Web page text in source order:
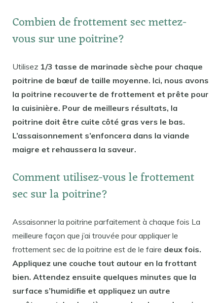
Combien de frottement sec mettez-
vous sur une poitrine?
Utilisez 1/3 tasse de marinade sèche pour chaque
poitrine de bœuf de taille moyenne. Ici, nous avons
la poitrine recouverte de frottement et prête pour
la cuisinière. Pour de meilleurs résultats, la
poitrine doit être cuite côté gras vers le bas.
L’assaisonnement s’enfoncera dans la viande
maigre et rehaussera la saveur.
Comment utilisez-vous le frottement
sec sur la poitrine?
Assaisonner la poitrine parfaitement à chaque fois La
meilleure façon que j’ai trouvée pour appliquer le
frottement sec de la poitrine est de le faire deux fois.
Appliquez une couche tout autour en la frottant
bien. Attendez ensuite quelques minutes que la
surface s’humidifie et appliquez un autre